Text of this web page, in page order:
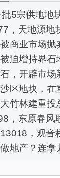
5宗供地地
，天地源地
商业市场抛
迫增持界
，开辟市场
区地块，在
竹林建重
，东原春风
，观音
地产？连